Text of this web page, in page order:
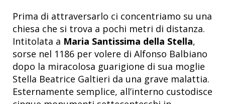
Prima di attraversarlo ci concentriamo su una
chiesa che si trova a pochi metri di distanza.
Intitolata a Maria Santissima della Stella,
sorse nel 1186 per volere di Alfonso Balbiano
dopo la miracolosa guarigione di sua moglie
Stella Beatrice Galtieri da una grave malattia.
Esternamente semplice, all’interno custodisce